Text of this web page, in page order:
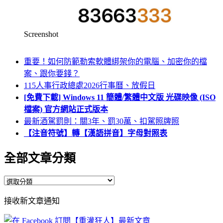
Screenshot
重要！如何防範勒索軟體綁架你的電腦、加密你的檔
案、跟你要錢？
115人事行政總處2026行事曆、放假日
[免費下載] Windows 11 簡體/繁體中文版 光碟映像 (ISO
檔案) 官方網站正式版本
最新酒駕罰則：關3年、罰30萬、扣駕照牌照
【注音符號】轉【漢語拼音】字母對照表
全部文章分類
全
文
章
接收新文章通知